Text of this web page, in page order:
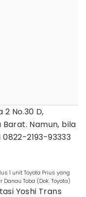
No.30 D,
Namun, bila
2193-93333
1 unit Toyota Prius yang
Toba (Dok. Toyota)
Yoshi Trans